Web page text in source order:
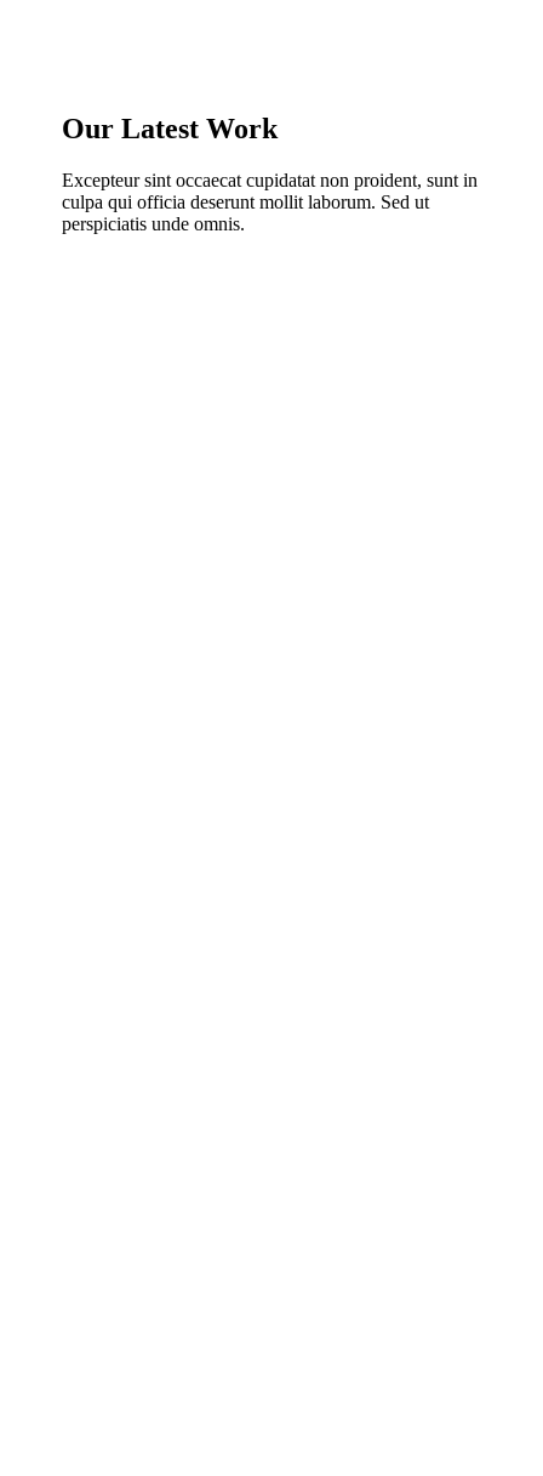
Our Latest Work
Excepteur sint occaecat cupidatat non proident, sunt in
culpa qui officia deserunt mollit laborum. Sed ut
perspiciatis unde omnis.